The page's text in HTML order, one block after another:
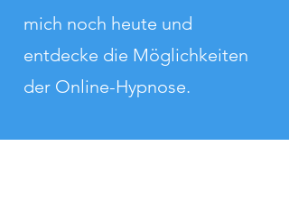
mich noch heute und
entdecke die Möglichkeiten
der Online-Hypnose.